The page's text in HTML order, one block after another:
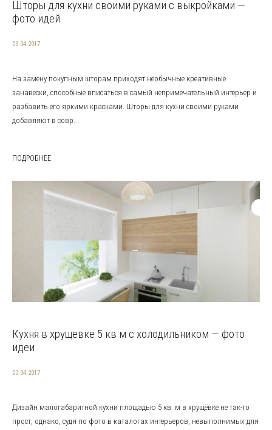
Шторы для кухни своими руками с выкройками —
фото идей
03.04.2017
На замену покупным шторам приходят необычные креативные
занавески, способные вписаться в самый непримечательный интерьер и
разбавить его яркими красками. Шторы для кухни своими руками
добавляют в совр...
ПОДРОБНЕЕ
Кухня в хрущевке 5 кв м с холодильником — фото
идеи
03.04.2017
Дизайн малогабаритной кухни площадью 5 кв. м в хрущёвке не так-то
прост, однако, судя по фото в каталогах интерьеров, невыполнимых для